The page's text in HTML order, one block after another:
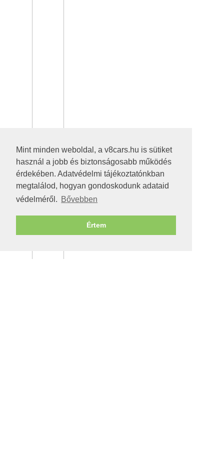
Mint minden weboldal, a v8cars.hu is sütiket
használ a jobb és biztonságosabb működés
érdekében. Adatvédelmi tájékoztatónkban
megtalálod, hogyan gondoskodunk adataid
védelméről. Bővebben
Értem